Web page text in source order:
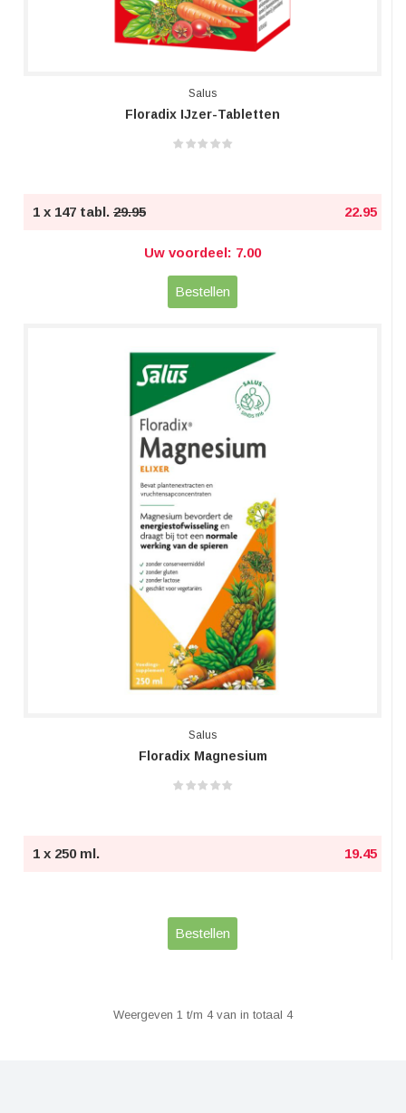
Salus
Floradix IJzer-Tabletten
1 x 147 tabl. 29.95 22.95
Uw voordeel: 7.00
Bestellen
Salus
Floradix Magnesium
1 x 250 ml. 19.45
Bestellen
Weergeven 1 t/m 4 van in totaal 4